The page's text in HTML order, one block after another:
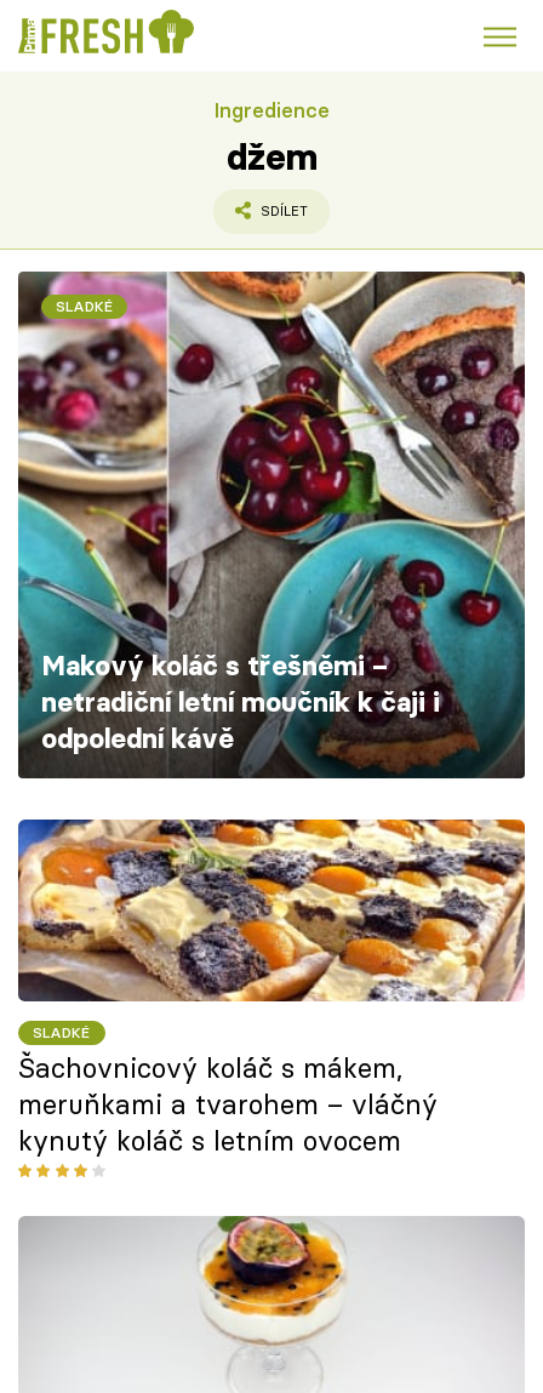
Polévky k večeři
Čokoláda
Témata
Recepty
Články
TV Program
Škola vaření
Recepty z TV
Speciál: Cuketa
Těhotnej kuchař
Přihlášení
Sledujte nás
Ingredience
džem
SDÍLET
SLADKÉ
Makový koláč s třešněmi –
netradiční letní moučník k čaji i
odpolední kávě
SLADKÉ
Šachovnicový koláč s mákem,
meruňkami a tvarohem – vláčný
kynutý koláč s letním ovocem